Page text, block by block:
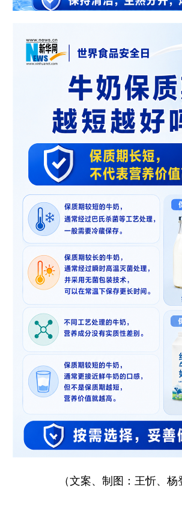
（文案、制图：王忻、杨